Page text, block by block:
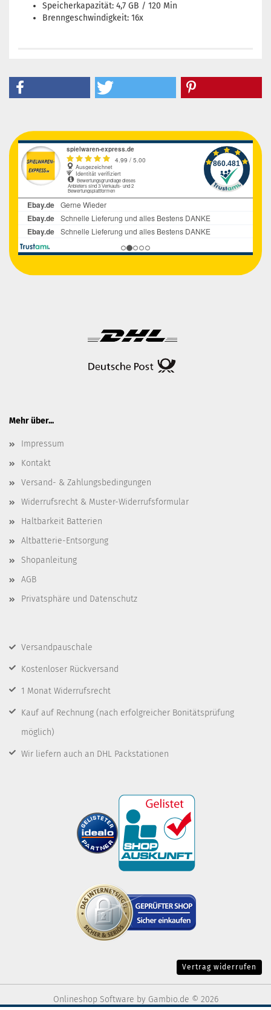
Speicherkapazität: 4,7 GB / 120 Min
Brenngeschwindigkeit: 16x
Mehr über...
Impressum
Kontakt
Versand- & Zahlungsbedingungen
Widerrufsrecht & Muster-Widerrufsformular
Haltbarkeit Batterien
Altbatterie-Entsorgung
Shopanleitung
AGB
Privatsphäre und Datenschutz
Versandpauschale
Kostenloser Rückversand
1 Monat Widerrufsrecht
Kauf auf Rechnung (nach erfolgreicher Bonitätsprüfung
möglich)
Wir liefern auch an DHL Packstationen
Vertrag widerrufen
Onlineshop Software by Gambio.de © 2026